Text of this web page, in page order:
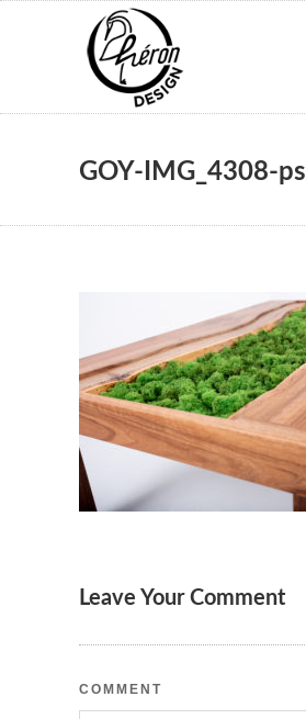
GOY-IMG_4308-ps
Leave Your Comment
COMMENT